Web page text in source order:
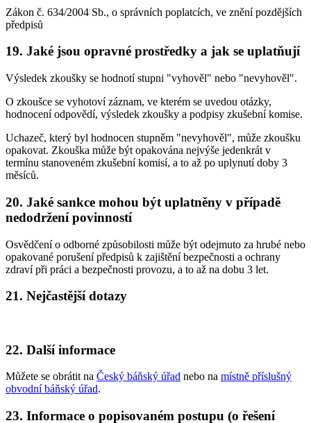
Zákon č. 634/2004 Sb., o správních poplatcích, ve znění pozdějších
předpisů
19. Jaké jsou opravné prostředky a jak se uplatňují
Výsledek zkoušky se hodnotí stupni "vyhověl" nebo "nevyhověl".
O zkoušce se vyhotoví záznam, ve kterém se uvedou otázky,
hodnocení odpovědí, výsledek zkoušky a podpisy zkušební komise.
Uchazeč, který byl hodnocen stupněm "nevyhověl", může zkoušku
opakovat. Zkouška může být opakována nejvýše jedenkrát v
termínu stanoveném zkušební komisí, a to až po uplynutí doby 3
měsíců.
20. Jaké sankce mohou být uplatněny v případě
nedodržení povinností
Osvědčení o odborné způsobilosti může být odejmuto za hrubé nebo
opakované porušení předpisů k zajištění bezpečnosti a ochrany
zdraví při práci a bezpečnosti provozu, a to až na dobu 3 let.
21. Nejčastější dotazy
22. Další informace
Můžete se obrátit na Český báňský úřad nebo na místně příslušný
obvodní báňský úřad.
23. Informace o popisovaném postupu (o řešení